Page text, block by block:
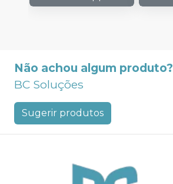
Não achou algum produto?
BC Soluções
Sugerir produtos